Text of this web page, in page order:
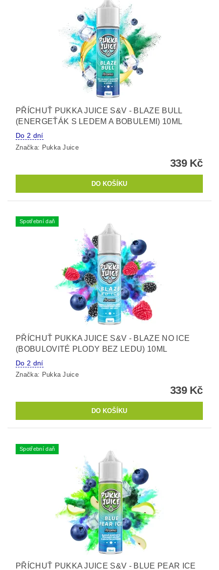
PŘÍCHUŤ PUKKA JUICE S&V - BLAZE BULL
(ENERGEŤÁK S LEDEM A BOBULEMI) 10ML
Do 2 dní
Značka: Pukka Juice
339 Kč
Spotřební daň
PŘÍCHUŤ PUKKA JUICE S&V - BLAZE NO ICE
(BOBULOVITÉ PLODY BEZ LEDU) 10ML
Do 2 dní
Značka: Pukka Juice
339 Kč
Spotřební daň
PŘÍCHUŤ PUKKA JUICE S&V - BLUE PEAR ICE